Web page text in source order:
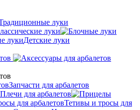
луки
луки
Детские луки
Запчасти для арбалетов
Плечи для арбалетов
Тетивы и тросы для